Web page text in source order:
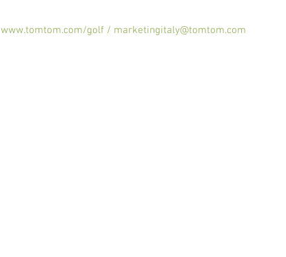
www.tomtom.com/golf / marketingitaly@tomtom.com